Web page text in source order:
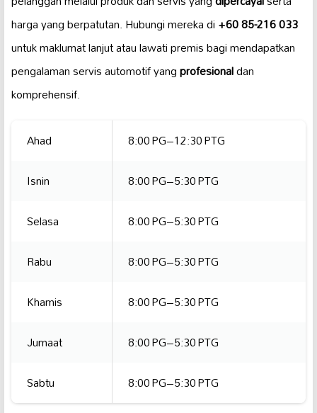
harga yang berpatutan. Hubungi mereka di+60 85-216 033
untuk maklumat lanjut atau lawati premis bagi mendapatkan
pengalaman servis automotif yangprofesionaldan
komprehensif.
Ahad
8:00 PG–12:30 PTG
Isnin
8:00 PG–5:30 PTG
Selasa
8:00 PG–5:30 PTG
Rabu
8:00 PG–5:30 PTG
Khamis
8:00 PG–5:30 PTG
Jumaat
8:00 PG–5:30 PTG
Sabtu
8:00 PG–5:30 PTG